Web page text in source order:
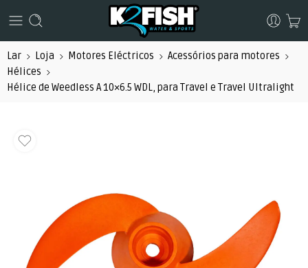
Lar Loja Motores Eléctricos
Acessórios para motores
Hélices
Hélice de Weedless A 10×6.5 WDL, para Travel e Travel Ultralight